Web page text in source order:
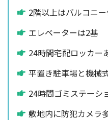
2階以上はバルコニ
エレベーターは2基
24時間宅配ロッカー
平置き駐車場と機械
24時間ゴミステーシ
敷地内に防犯カメラ